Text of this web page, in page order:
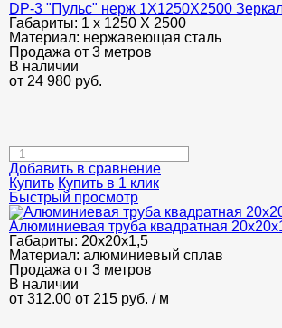
DP-3 "Пульс" нерж 1Х1250Х2500
Габариты: 1 х 1250 Х 2500
Материал: нержавеющая сталь
Продажа от 3 метров
В наличии
от 24 980 руб.
Добавить в сравнение
Купить Купить в 1 клик
Быстрый просмотр
Алюминиевая труба квадратная
Габариты: 20х20х1,5
Материал: алюминиевый сплав
Продажа от 3 метров
В наличии
от 312.00 от 215 руб. / м